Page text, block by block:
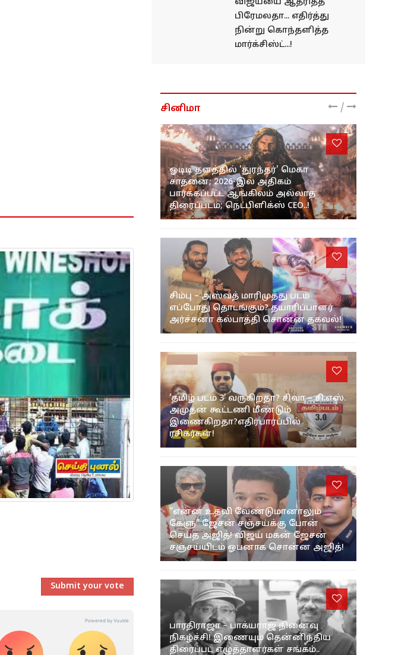
Submit your vote
பிரேமலதா... எதிர்த்து
நின்று கொந்தளித்த
மார்க்சிஸ்ட்...!
சினிமா /
ஓடிடி தளத்தில் 'துரந்தர்' மெகா
சாதனை; 2026-இல் அதிகம்
பார்க்கப்பட்ட ஆங்கிலம் அல்லாத
திரைப்படம்; நெட்பிளிக்ஸ் CEO..!
சிம்பு – அஸ்வத் மாரிமுத்து படம்
எப்போது தொடங்கும்? தயாரிப்பாளர்
அர்ச்சனா கல்பாத்தி சொன்ன தகவல்!
‘தமிழ் படம் 3’ வருகிறதா? சிவா – சி.எஸ்.
அமுதன் கூட்டணி மீண்டும்
இணைகிறதா?எதிர்பார்ப்பில்
ரசிகர்கள்!
“என்ன உதவி வேண்டுமானாலும்
கேளு” ஜேசன் சஞ்சய்க்கு போன்
செய்த அஜித்! விஜய் மகன் ஜேசன்
சஞ்சய்யிடம் ஓபனாக சொன்ன அஜித்!
பாரதிராஜா – பாக்யராஜ் நினைவு
நிகழ்ச்சி! இணையும் தென்னிந்திய
திரைப்பட எழுத்தாளர்கள் சங்கம்..